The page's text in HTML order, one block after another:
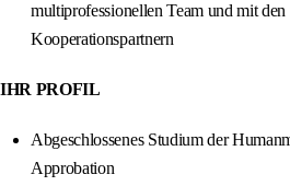
multiprofessionellen Team und mit
Kooperationspartnern
IHR PROFIL
Abgeschlossenes Studium der
Approbation